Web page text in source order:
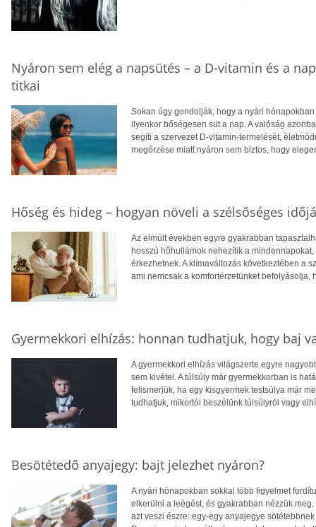
Nyáron sem elég a napsütés – a D-vitamin és a
titkai
Sokan úgy gondolják, hogy a nyári
ilyenkor bőségesen süt a nap. A valóság
segíti a szervezet D-vitamin-termelését,
megőrzése miatt nyáron sem biztos, hogy
Hőség és hideg – hogyan növeli a szélsőséges
Az elmúlt években egyre gyakrabban
hosszú hőhullámok nehezítik a
érkezhetnek. A klímaváltozás következtében a
ami nemcsak a komfortérzetünket
Gyermekkori elhízás: honnan tudhatjuk, hogy baj
A gyermekkori elhízás világszerte egyre
sem kivétel. A túlsúly már gyermekkorban is
felismerjük, ha egy kisgyermek testsúlya már
tudhatjuk, mikortól beszélünk túlsúlyról vagy
Besötétedő anyajegy: bajt jelezhet nyáron?
A nyári hónapokban sokkal több figyelmet
elkerülni a leégést, és gyakrabban nézzük
azt veszi észre: egy-egy anyajegye